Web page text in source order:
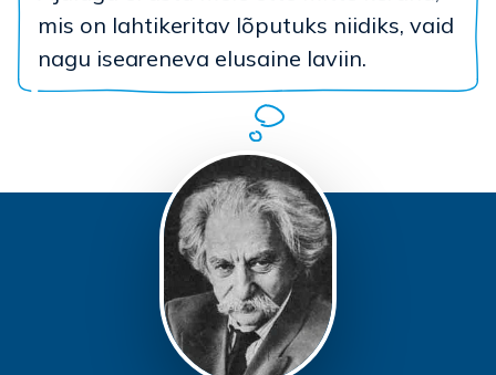
mis on lahtikeritav lõputuks niidiks, vaid
nagu iseareneva elusaine laviin.